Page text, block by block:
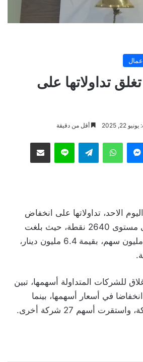
تداولاتها على
22, 2025 أقل من دقيقة
ماسنجر واتساب تيلقرام لاين مشاركة عبر البريد
الاحد، تداولاتها على انخفاض
بنسبة 0.23 بالمئة إلى مستوى 2640 نقطة، حيث بلغت
الأسهم المتداولة 2.5 مليون سهم، بقيمة 6.4 مليون دينار،
للشركات المتداولة أسهمها، تبين
انخفاضا في أسعار أسهمها، بينما